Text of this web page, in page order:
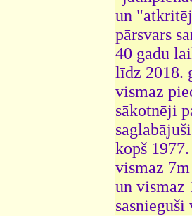
un
pārsvars
40 gadu
līdz 2018.
vismaz
sākotnēji
kopš
vismaz
un vismaz